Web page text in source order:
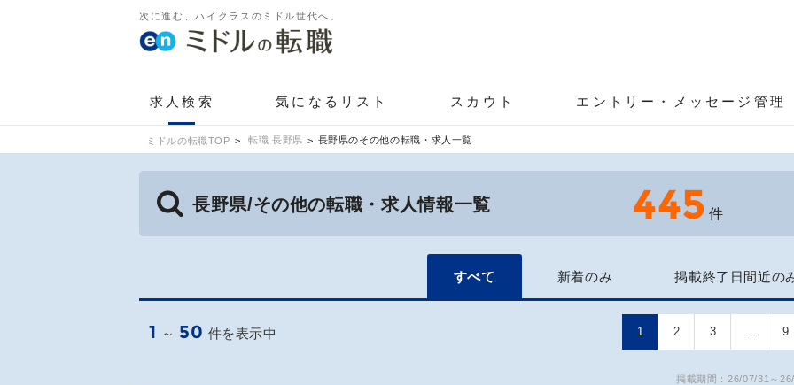
次に進む、ハイクラスのミドル世代へ。
求人検索 気になるリスト スカウト エントリー・メッセージ管理
ミドルの転職TOP 転職 長野県 長野県のその他の転職・求人一覧
長野県/その他の転職・求人情報一覧 445 件
すべて 新着のみ 掲載終了日間近の
1 ～ 50 件を表示中 1 2 3 … 9
掲載期間：26/07/31～